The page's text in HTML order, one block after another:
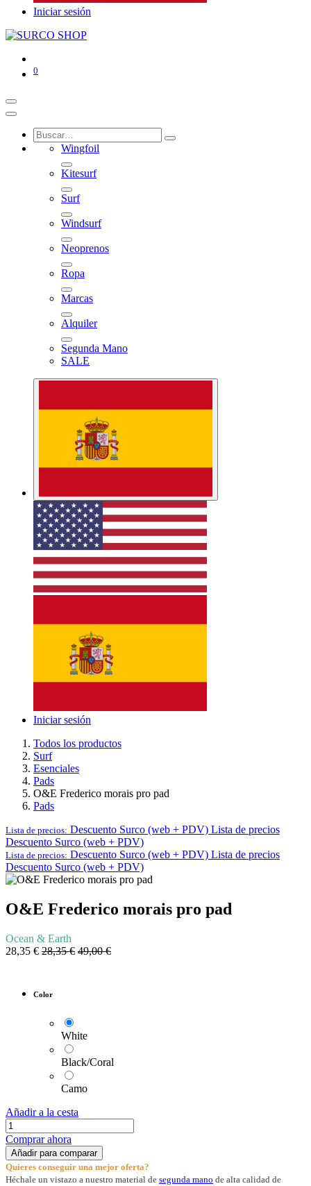
Iniciar sesión
0
Wingfoil
Kitesurf
Surf
Windsurf
Neoprenos
Ropa
Marcas
Alquiler
Segunda Mano
SALE
Iniciar sesión
Todos los productos
Surf
Esenciales
Pads
O&E Frederico morais pro pad
Pads
Lista de precios: Descuento Surco (web + PDV) Lista de precios
Descuento Surco (web + PDV)
Lista de precios: Descuento Surco (web + PDV) Lista de precios
Descuento Surco (web + PDV)
O&E Frederico morais pro pad
Ocean & Earth
28,35 € 28,35€ 49,00€
Color
White
Black/Coral
Camo
Añadir a la cesta
Comprar ahora
Añadir para comparar
Quieres conseguir una mejor oferta?
Héchale un vistazo a nuestro material de segunda mano de alta calidad de